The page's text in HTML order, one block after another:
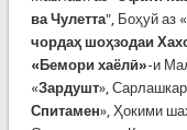
ва Чулетта", Боҳуй аз «
чордаҳ шоҳзодаи
«Бемори хаёлӣ»-и
«Зардушт», Сарлашкар
Спитамен», Ҳокими